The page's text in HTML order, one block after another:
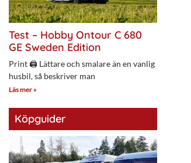
Test – Hobby Ontour C 680
GE Sweden Edition
Print 🖨 Lättare och smalare än en vanlig
husbil, så beskriver man
Läs mer »
Köpguider